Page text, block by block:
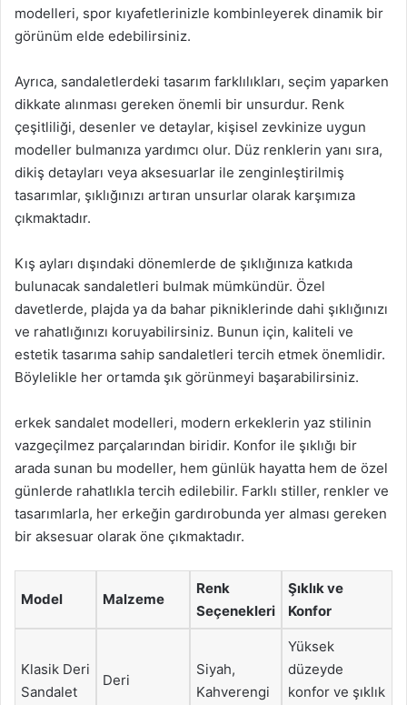
modelleri, spor kıyafetlerinizle kombinleyerek dinamik bir
görünüm elde edebilirsiniz.
Ayrıca, sandaletlerdeki tasarım farklılıkları, seçim yaparken
dikkate alınması gereken önemli bir unsurdur. Renk
çeşitliliği, desenler ve detaylar, kişisel zevkinize uygun
modeller bulmanıza yardımcı olur. Düz renklerin yanı sıra,
dikiş detayları veya aksesuarlar ile zenginleştirilmiş
tasarımlar, şıklığınızı artıran unsurlar olarak karşımıza
çıkmaktadır.
Kış ayları dışındaki dönemlerde de şıklığınıza katkıda
bulunacak sandaletleri bulmak mümkündür. Özel
davetlerde, plajda ya da bahar pikniklerinde dahi şıklığınızı
ve rahatlığınızı koruyabilirsiniz. Bunun için, kaliteli ve
estetik tasarıma sahip sandaletleri tercih etmek önemlidir.
Böylelikle her ortamda şık görünmeyi başarabilirsiniz.
erkek sandalet modelleri, modern erkeklerin yaz stilinin
vazgeçilmez parçalarından biridir. Konfor ile şıklığı bir
arada sunan bu modeller, hem günlük hayatta hem de özel
günlerde rahatlıkla tercih edilebilir. Farklı stiller, renkler ve
tasarımlarla, her erkeğin gardırobunda yer alması gereken
bir aksesuar olarak öne çıkmaktadır.
Model Malzeme
Renk
Seçenekleri
Şıklık ve
Konfor
Klasik Deri
Sandalet
Deri
Siyah,
Kahverengi
Yüksek
düzeyde
konfor ve şıklık